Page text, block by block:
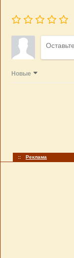
Новые
:: Реклама